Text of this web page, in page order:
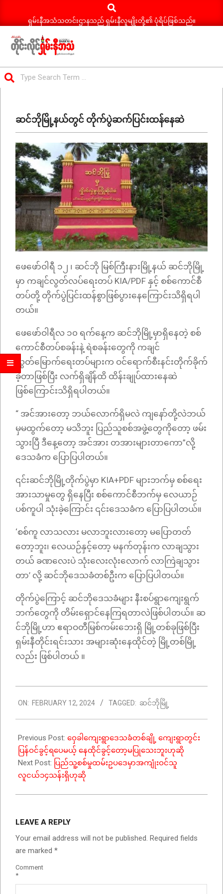
Search
ရှမ်းနီအသံသတင်းဌာနသည် ရှမ်းနီလူမျိုးတို့၏ ပုံရိပ်ဖြစ်သည်။
ရှမ်း
နီ
သတင်း
Menuဆင်ဘိုမြို့နယ်တွင် တိုက်ပွဲဆက်ပြင်းထန်နေဆဲ
ဖေဖော်ဝါရီ ၁၂ ၊ ဆင်ဘို မြစ်ကြီးနားမြို့နယ် ဆင်ဘိုမြို့
မှာ ကချင်လွတ်လပ်ရေးတပ် KIA/PDF နှင့် စစ်ကောင်စီ
တပ်တို့ တိုက်ပွဲပြင်းထန်စွာဖြစ်ပွားနေကြောင်းသိရှိရပါ
တယ်။
ဖေဖော်ဝါရီလ ၁၀ ရက်နေ့က ဆင်ဘိုမြို့မှာရှိနေတဲ့ စစ်
ကောင်စီတပ်စခန်းနဲ့ ရဲစခန်းတွေကို ကချင်
လွတ်မြောက်ရေးတပ်များက ဝင်ရောက်စီးနင်းတိုက်ခိုက်
ခဲ့တာဖြစ်ပြီး လက်ရှိချိန်ထိ ထိန်းချုပ်ထားနေဆဲ
ဖြစ်ကြောင်းသိရှိရပါတယ်။
“ အင်အားတော့ ဘယ်လောက်ရှိမလဲ ကျနော်တို့လဲဘယ်
မှမထွက်တော့ မသိဘူး ပြည်သူစစ်အဖွဲ့တွေကိုတော့ ဖမ်း
သွားပြီ ဒီနေ့တော့ အင်အား တအားများတာကော”လို့
ဒေသခံက ပြောပြပါတယ်။
၎င်းဆင်ဘိုမြို့တိုက်ပွဲမှာ KIA+PDF များဘက်မှ စစ်ရေး
အားသာမှုတွေ ရှိနေပြီး စစ်ကောင်စီဘက်မှ လေယာဉ်
ပစ်ကူပါ သုံးခဲ့ကြောင်း ၎င်းဒေသခံက ပြောပြပါတယ်။
‘စစ်ကူ လာသလား မလာဘူးလားတော့ မပြောတတ်
တော့ဘူး၊ လေယဉ်နှင့်တော့ မနက်တုန်းက လာချသွား
တယ် ခဏလေးပဲ သုံးလေးလုံးလောက် လာကြဲချသွား
တာ’ လို့ ဆင်ဘိုဒေသခံတစ်ဦးက ပြောပြပါတယ်။
တိုက်ပွဲကြောင့် ဆင်ဘိုဒေသခံများ နီးစပ်ရွာကျေးရွက်
ဘက်တွေကို တိမ်းရှောင်နေကြရတာလဲဖြစ်ပါတယ်။ ဆ
င်ဘိုမြို့ဟာ ဧရာဝတီမြစ်ကမ်းဘေးရှိ မြို့တစ်ခုဖြစ်ပြီး
ရှမ်းနီတိုင်းရင်းသား အများဆုံးနေထိုင်တဲ့ မြို့တစ်မြို့
လည်း ဖြစ်ပါတယ် ။
02-
12
ON: FEBRUARY 12, 2024 TAGGED: ဆင်ဘိုမြို့
Previous Post: ဝှေခါကျေးရွာဒေသခံတစ်ချို့ ကျေးရွာတွင်း
ပြန်ဝင်ခွင့်ရပေမယ့် နေထိုင်ခွင့်တော့မပြုသေးဘူးဟုဆို
Next Post: ပြည်သူ့စစ်မှုထမ်းဥပဒေမှာအကျုံးဝင်သူ
လူငယ်၁၄သန်းရှိဟုဆို
LEAVE A REPLY
Your email address will not be published. Required fields
are marked *
Comment
*